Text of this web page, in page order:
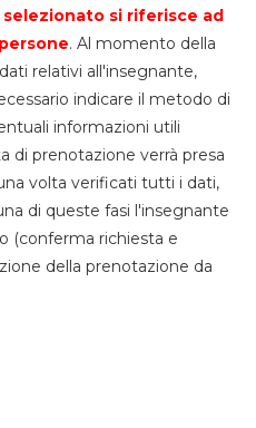
si riferisce ad
persone. Al momento della
relativi all'insegnante,
indicare il metodo di
informazioni utili
di prenotazione verrà presa
volta verificati tutti i dati,
di queste fasi l'insegnante
(conferma richiesta e
della prenotazione da